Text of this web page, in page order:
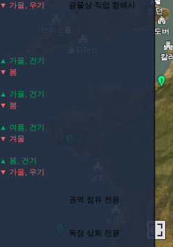
▼ 가을, 우기
광물상 직업 항해사
▲ 가을, 건기
▼ 봄
▲ 가을, 건기
▼ 봄
▲ 여름, 건기
▼ 겨울
▲ 봄, 건기
▼ 가을, 우기
권역 점유 전용
독점 상회 전용